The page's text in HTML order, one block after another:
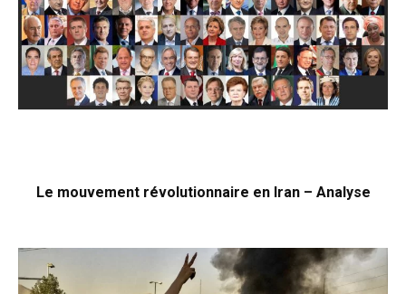
Le mouvement révolutionnaire en Iran – Analyse